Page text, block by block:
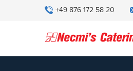
+49 876 172 58 20